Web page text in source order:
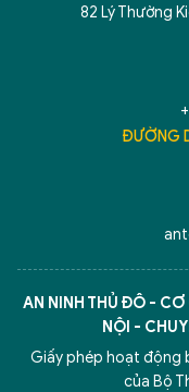
82 Lý Thường
ĐƯỜNG
AN NINH THỦ ĐÔ -
NỘI -
Giấy phép hoạt động
của Bộ